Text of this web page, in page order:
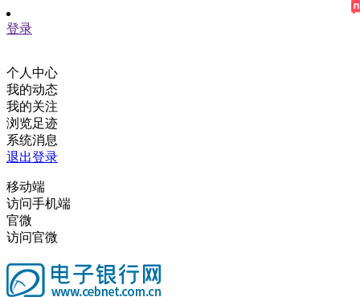
登录
个人中心
我的动态
我的关注
浏览足迹
系统消息
退出登录
移动端
访问手机端
官微
访问官微